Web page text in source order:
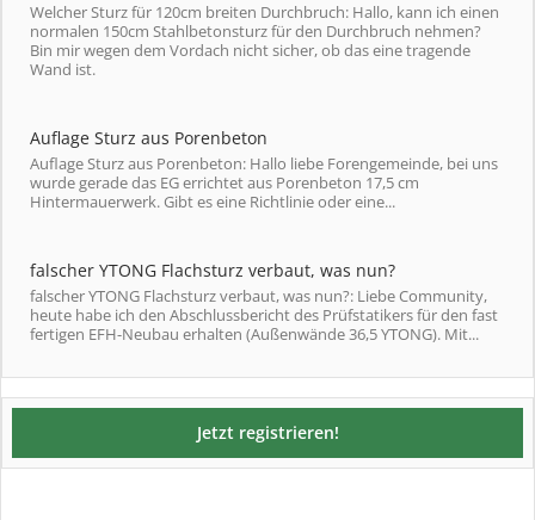
Welcher Sturz für 120cm breiten Durchbruch: Hallo, kann ich einen
normalen 150cm Stahlbetonsturz für den Durchbruch nehmen?
Bin mir wegen dem Vordach nicht sicher, ob das eine tragende
Wand ist.
Auflage Sturz aus Porenbeton
Auflage Sturz aus Porenbeton: Hallo liebe Forengemeinde, bei uns
wurde gerade das EG errichtet aus Porenbeton 17,5 cm
Hintermauerwerk. Gibt es eine Richtlinie oder eine...
falscher YTONG Flachsturz verbaut, was nun?
falscher YTONG Flachsturz verbaut, was nun?: Liebe Community,
heute habe ich den Abschlussbericht des Prüfstatikers für den fast
fertigen EFH-Neubau erhalten (Außenwände 36,5 YTONG). Mit...
Jetzt registrieren!